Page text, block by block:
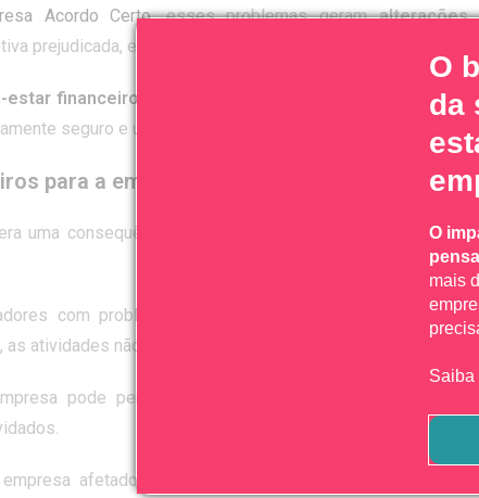
O
da
O
mais
Saiba
Acordo Certo, esses problemas geramalterações
prejudicada, entre outros.
estar financeiro
do colaborador também é afetado, já que
seguro e um futuro financeiro tranquilo.
para a empresa
uma consequência, os problemas financeiros dos
com problemas com dinheiro diminuem a
as atividades não são finalizadas a tempo ou não possuem
pode perder dinheiro com essa falta de atenção
afetado, outro fator muito importante pode ser